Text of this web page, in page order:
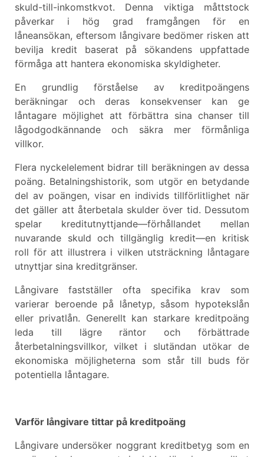
skuld-till-inkomstkvot. Denna viktiga måttstock
påverkar i hög grad framgången för en
låneansökan, eftersom långivare bedömer risken att
bevilja kredit baserat på sökandens uppfattade
förmåga att hantera ekonomiska skyldigheter.
En grundlig förståelse av kreditpoängens
beräkningar och deras konsekvenser kan ge
låntagare möjlighet att förbättra sina chanser till
lågodgodkännande och säkra mer förmånliga
villkor.
Flera nyckelelement bidrar till beräkningen av dessa
poäng. Betalningshistorik, som utgör en betydande
del av poängen, visar en individs tillförlitlighet när
det gäller att återbetala skulder över tid. Dessutom
spelar kreditutnyttjande—förhållandet mellan
nuvarande skuld och tillgänglig kredit—en kritisk
roll för att illustrera i vilken utsträckning låntagare
utnyttjar sina kreditgränser.
Långivare fastställer ofta specifika krav som
varierar beroende på lånetyp, såsom hypotekslån
eller privatlån. Generellt kan starkare kreditpoäng
leda till lägre räntor och förbättrade
återbetalningsvillkor, vilket i slutändan utökar de
ekonomiska möjligheterna som står till buds för
potentiella låntagare.
Varför långivare tittar på kreditpoäng
Långivare undersöker noggrant kreditbetyg som en